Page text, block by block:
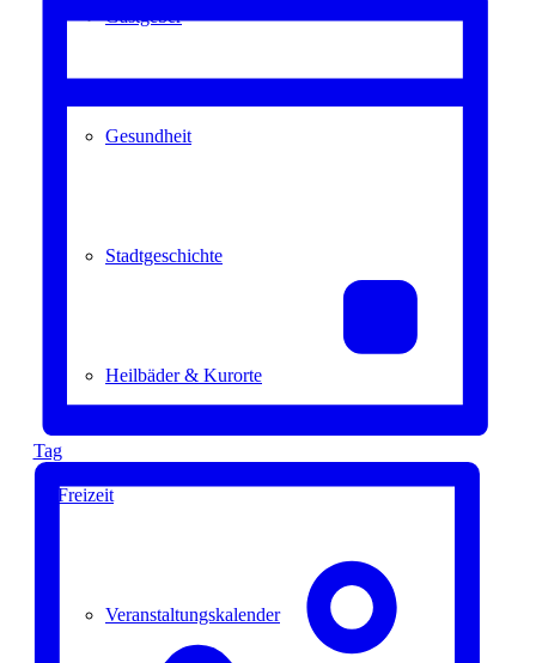
Gastgeber
Gesundheit
Stadtgeschichte
Heilbäder & Kurorte
Freizeit
Veranstaltungskalender
Tag